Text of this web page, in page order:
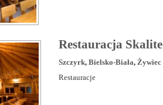
Restauracja Skalite
Szczyrk, Bielsko-Biała, Żywiec
Restauracje